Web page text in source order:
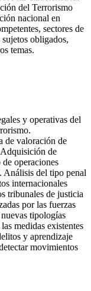
del Terrorismo
nacional en
sectores de
obligados,
temas.
y operativas del
de valoración de
de
operaciones
Análisis del tipo penal
internacionales
tribunales de justicia
por las fuerzas
tipologías
medidas existentes
y aprendizaje
movimientos